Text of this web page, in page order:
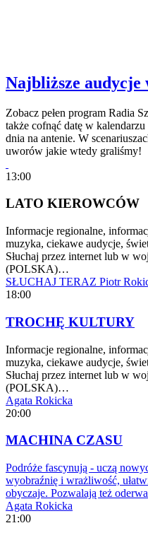
Najbliższe audycje
Zobacz pełen program Radia
także cofnąć datę w
dnia na antenie. W
uworów jakie wtedy graliśmy!
13:00
LATO KIEROWCÓW
Informacje regionalne,
muzyka, ciekawe audycje,
Słuchaj przez internet lub w
(POLSKA)…
SŁUCHAJ TERAZ Piotr
18:00
TROCHĘ KULTURY
Informacje regionalne,
muzyka, ciekawe audycje,
Słuchaj przez internet lub w
(POLSKA)…
Agata Rokicka
20:00
MACHINA CZASU
Podróże fascynują - uczą
wyobraźnię i wrażliwość,
obyczaje. Pozwalają też
Agata Rokicka
21:00